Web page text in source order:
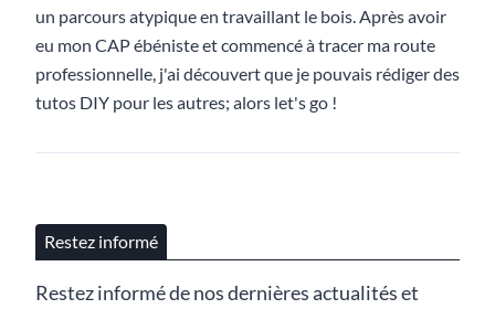
un parcours atypique en travaillant le bois. Après avoir
eu mon CAP ébéniste et commencé à tracer ma route
professionnelle, j'ai découvert que je pouvais rédiger des
tutos DIY pour les autres; alors let's go !
Restez informé
Restez informé de nos dernières actualités et